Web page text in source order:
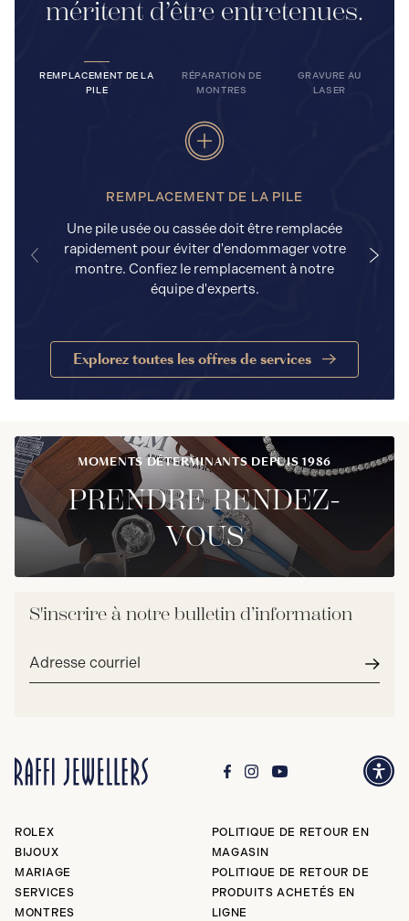
méritent d’être entretenues.
REMPLACEMENT DE LA
PILE
RÉPARATION DE
MONTRES
GRAVURE AU
LASER
REMPLACEMENT DE LA PILE
Une pile usée ou cassée doit être remplacée
rapidement pour éviter d'endommager votre
montre. Confiez le remplacement à notre
équipe d'experts.
Explorez toutes les offres de services
MOMENTS DÉTERMINANTS DEPUIS 1986
PRENDRE RENDEZ-
VOUS
S'inscrire à notre bulletin d’information
Adresse
ROLEX
BIJOUX
MARIAGE
SERVICES
MONTRES
POLITIQUE DE RETOUR EN
MAGASIN
POLITIQUE DE RETOUR DE
PRODUITS ACHETÉS EN
LIGNE